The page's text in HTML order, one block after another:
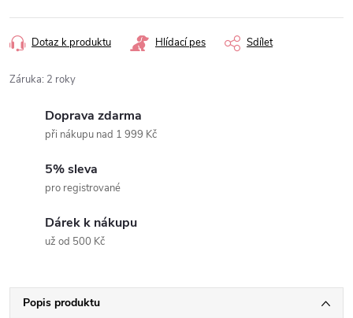
Dotaz k produktu Hlídací pes Sdílet
Záruka: 2 roky
Doprava zdarma
při nákupu nad 1 999 Kč
5% sleva
pro registrované
Dárek k nákupu
už od 500 Kč
Popis produktu